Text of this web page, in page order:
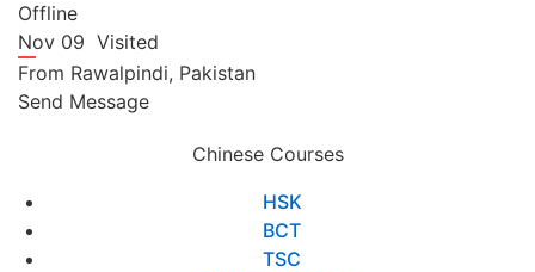
Offline
Nov 09 Visited
From Rawalpindi, Pakistan
Send Message
Chinese Courses
HSK
BCT
TSC